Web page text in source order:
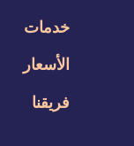
خدمات
الأسعار
فريقنا